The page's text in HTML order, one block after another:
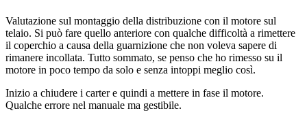
Valutazione sul montaggio della distribuzione con il motore sul
telaio. Si può fare quello anteriore con qualche difficoltà a rimettere
il coperchio a causa della guarnizione che non voleva sapere di
rimanere incollata. Tutto sommato, se penso che ho rimesso su il
motore in poco tempo da solo e senza intoppi meglio così.
Inizio a chiudere i carter e quindi a mettere in fase il motore.
Qualche errore nel manuale ma gestibile.